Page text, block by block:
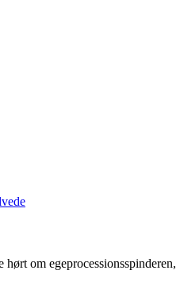
om egeprocessionsspinderen,